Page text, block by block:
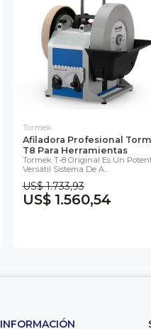
Tormek
Afiladora Profesional
T8 Para Herramientas
Tormek T-8 Original Es Un
Versátil Sistema De A...
US$ 1.733,93
US$ 1.560,54
INFORMACIÓN